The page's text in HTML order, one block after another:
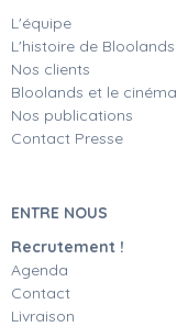
L'équipe
L'histoire de Bloolands
Nos clients
Bloolands et le cinéma
Nos publications
Contact Presse
ENTRE NOUS
Recrutement !
Agenda
Contact
Livraison